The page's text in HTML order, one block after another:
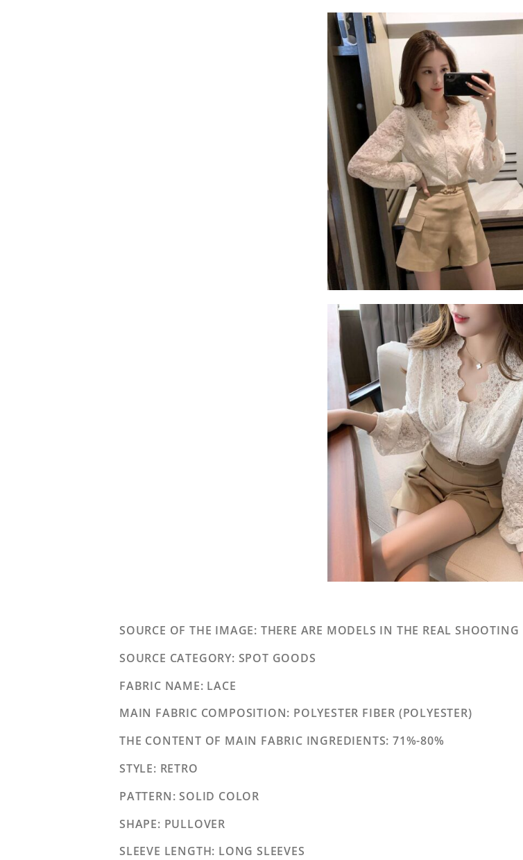
SOURCE OF THE IMAGE: THERE ARE MODELS IN THE REAL SHOOTING
SOURCE CATEGORY: SPOT GOODS
FABRIC NAME: LACE
MAIN FABRIC COMPOSITION: POLYESTER FIBER (POLYESTER)
THE CONTENT OF MAIN FABRIC INGREDIENTS: 71%-80%
STYLE: RETRO
PATTERN: SOLID COLOR
SHAPE: PULLOVER
SLEEVE LENGTH: LONG SLEEVES